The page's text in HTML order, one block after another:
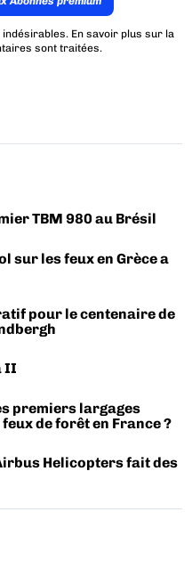
indésirables. En savoir plus sur la
sont traitées.
TBM 980 au Brésil
sur les feux en Grèce a
pour le centenaire de
II
premiers largages
de forêt en France ?
Helicopters fait des